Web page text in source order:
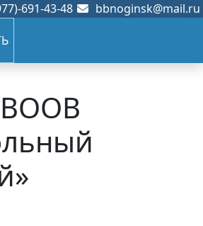
691-43-48 bbnoginsk@mail.ru
ВООВ